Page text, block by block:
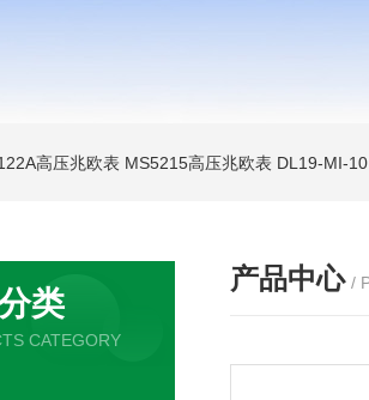
高压兆欧表 MS5215高压兆欧表 DL19-MI-
类
CATEGORY
产品中心 /